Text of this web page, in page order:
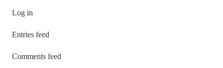
Log in
Entries feed
Comments feed